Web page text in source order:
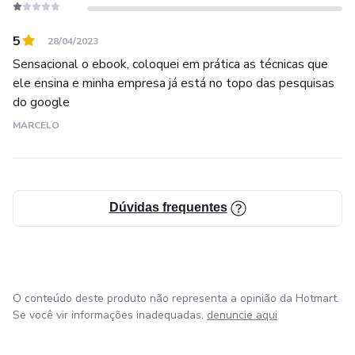
5 28/04/2023
Sensacional o ebook, coloquei em prática as técnicas que
ele ensina e minha empresa já está no topo das pesquisas
do google
MARCELO
Dúvidas frequentes
O conteúdo deste produto não representa a opinião da Hotmart.
Se você vir informações inadequadas, denuncie aqui